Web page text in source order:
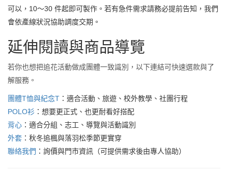
可以，10～30 件起即可製作。若有急件需求請務必提前告知，我們
會依產線狀況協助調度交期。
延伸閱讀與商品導覽
若你也想把追花活動做成團體一致識別，以下連結可快速選款與了
解服務。
團體T恤與紀念T ：適合活動、旅遊、校外教學、社團行程
POLO衫 ：想要更正式、也更耐看好搭配
背心 ：適合分組、志工、導覽與活動識別
外套 ：秋冬追楓與落羽松季節更實穿
聯絡我們 ：詢價與門市資訊（可提供需求後由專人協助）